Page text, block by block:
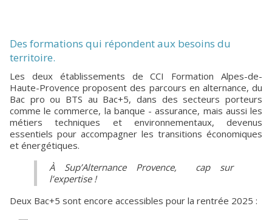
Des formations qui répondent aux besoins du
territoire.
Les deux établissements de CCI Formation Alpes-de-
Haute-Provence proposent des parcours en alternance, du
Bac pro ou BTS au Bac+5, dans des secteurs porteurs
comme le commerce, la banque - assurance, mais aussi les
métiers techniques et environnementaux, devenus
essentiels pour accompagner les transitions économiques
et énergétiques.
À Sup’Alternance Provence, cap sur
l’expertise !
Deux Bac+5 sont encore accessibles pour la rentrée 2025 :